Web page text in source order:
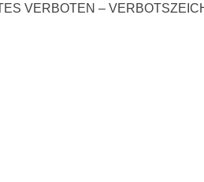
VERBOTEN –